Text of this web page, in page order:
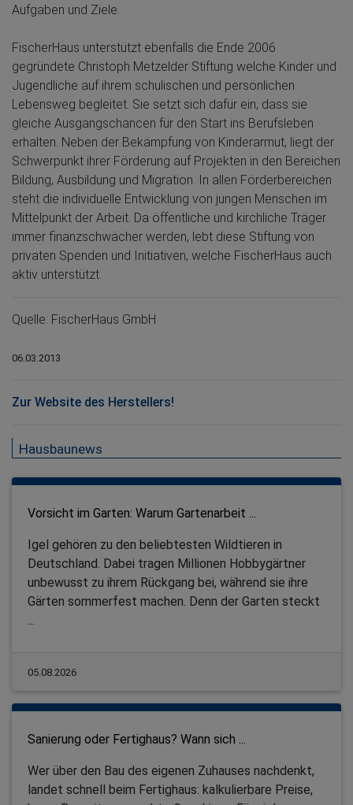
Aufgaben und Ziele.
FischerHaus unterstützt ebenfalls die Ende 2006
gegründete Christoph Metzelder Stiftung welche Kinder und
Jugendliche auf ihrem schulischen und persönlichen
Lebensweg begleitet. Sie setzt sich dafür ein, dass sie
gleiche Ausgangschancen für den Start ins Berufsleben
erhalten. Neben der Bekämpfung von Kinderarmut, liegt der
Schwerpunkt ihrer Förderung auf Projekten in den Bereichen
Bildung, Ausbildung und Migration. In allen Förderbereichen
steht die individuelle Entwicklung von jungen Menschen im
Mittelpunkt der Arbeit. Da öffentliche und kirchliche Träger
immer finanzschwächer werden, lebt diese Stiftung von
privaten Spenden und Initiativen, welche FischerHaus auch
aktiv unterstützt.
Quelle: FischerHaus GmbH
06.03.2013
Zur Website des Herstellers!
Hausbaunews
Vorsicht im Garten: Warum Gartenarbeit ...
Igel gehören zu den beliebtesten Wildtieren in
Deutschland. Dabei tragen Millionen Hobbygärtner
unbewusst zu ihrem Rückgang bei, während sie ihre
Gärten sommerfest machen. Denn der Garten steckt
05.08.2026
Sanierung oder Fertighaus? Wann sich ...
Wer über den Bau des eigenen Zuhauses nachdenkt,
landet schnell beim Fertighaus: kalkulierbare Preise,